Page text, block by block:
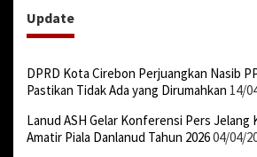
Update
DPRD Kota Cirebon Perjuangkan Nasib
Pastikan Tidak Ada yang Dirumahkan 14/
Lanud ASH Gelar Konferensi Pers Jelang
Amatir Piala Danlanud Tahun 202604/04/